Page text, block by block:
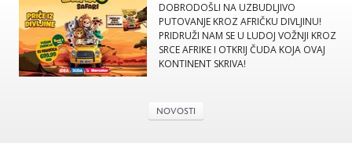
NOVOSTI
DOBRODOŠLI NA UZBUDLJIVO
PUTOVANJE KROZ AFRIČKU DIVLJINU!
PRIDRUŽI NAM SE U LUDOJ VOŽNJI KROZ
SRCE AFRIKE I OTKRIJ ČUDA KOJA OVAJ
KONTINENT SKRIVA!